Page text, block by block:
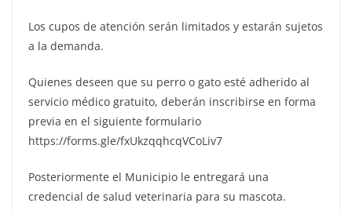
Los cupos de atención serán limitados y estarán sujetos
a la demanda.
Quienes deseen que su perro o gato esté adherido al
servicio médico gratuito, deberán inscribirse en forma
previa en el siguiente formulario
https://forms.gle/fxUkzqqhcqVCoLiv7
Posteriormente el Municipio le entregará una
credencial de salud veterinaria para su mascota.